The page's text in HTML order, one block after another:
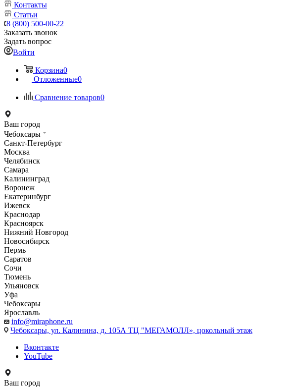
Контакты
Статьи
8 (800) 500-00-22
Заказать звонок
Задать вопрос
Войти
Корзина0
Отложенные0
Сравнение товаров0
Ваш город
Чебоксары
Санкт-Петербург
Москва
Челябинск
Самара
Калининград
Воронеж
Екатеринбург
Ижевск
Краснодар
Красноярск
Нижний Новгород
Новосибирск
Пермь
Саратов
Сочи
Тюмень
Ульяновск
Уфа
Чебоксары
Ярославль
info@miraphone.ru
Чебоксары, ул. Калинина, д. 105А ТЦ "МЕГАМОЛЛ», цокольный этаж
Вконтакте
YouTube
Ваш город